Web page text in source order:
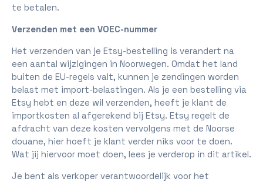
te betalen.
Verzenden met een VOEC-nummer
Het verzenden van je Etsy-bestelling is verandert na
een aantal wijzigingen in Noorwegen. Omdat het land
buiten de EU-regels valt, kunnen je zendingen worden
belast met import-belastingen. Als je een bestelling via
Etsy hebt en deze wil verzenden, heeft je klant de
importkosten al afgerekend bij Etsy. Etsy regelt de
afdracht van deze kosten vervolgens met de Noorse
douane, hier hoeft je klant verder niks voor te doen.
Wat jij hiervoor moet doen, lees je verderop in dit artikel.
Je bent als verkoper verantwoordelijk voor het